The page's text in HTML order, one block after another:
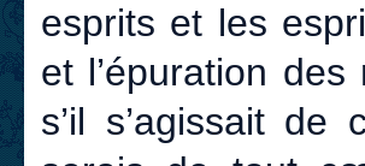
esprits et les
et l’épuration
s’il s’agissait